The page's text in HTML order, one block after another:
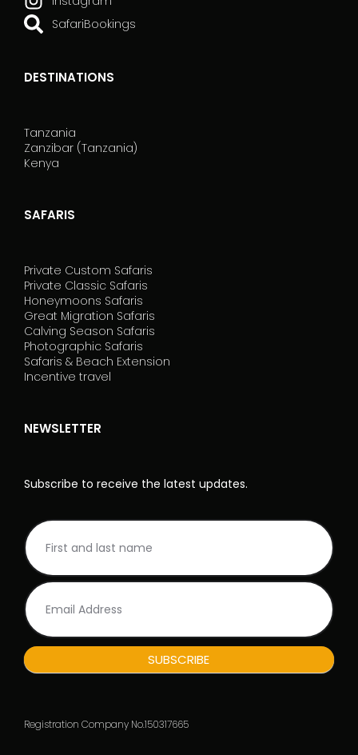
SafariBookings
DESTINATIONS
Tanzania
Zanzibar (Tanzania)
Kenya
SAFARIS
Private Custom Safaris
Private Classic Safaris
Honeymoons Safaris
Great Migration Safaris
Calving Season Safaris
Photographic Safaris
Safaris & Beach Extension
Incentive travel
NEWSLETTER
Subscribe to receive the latest updates.
NL
Rodape_EN
S
e
s
u
n
s
s
e
SUBSCRIBE
Registration Company No.150317665